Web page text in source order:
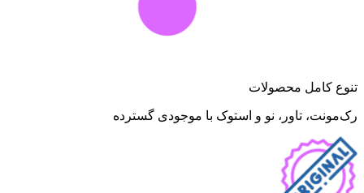
تنوع کامل محصولات
رک‌مونت، تاور، نو و استوک با موجودی گسترده